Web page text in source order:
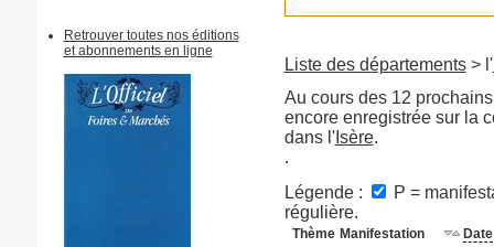
Retrouver toutes nos éditions
et abonnements en ligne
Liste des départements> l'
Au cours des 12
encore enregistrée sur la
dans l'Isère.
.
Légende :
P =
régulière.
Thème Manifestation Date